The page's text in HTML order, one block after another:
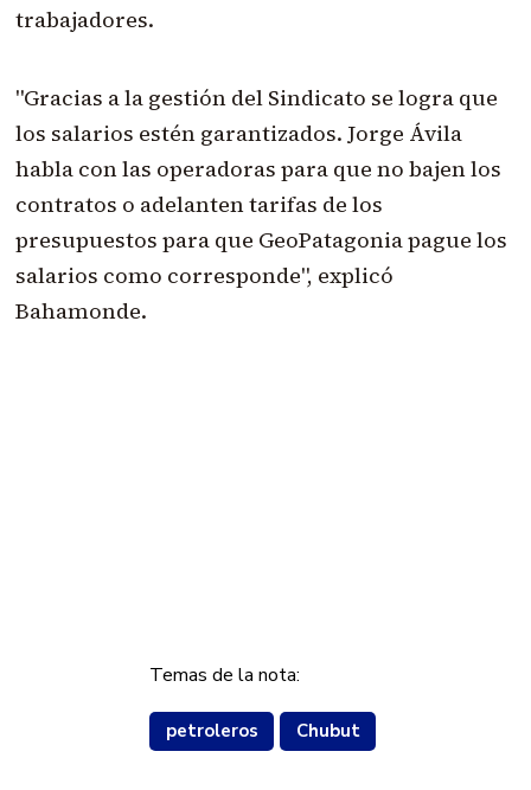
trabajadores.
"Gracias a la gestión del Sindicato se logra que
los salarios estén garantizados. Jorge Ávila
habla con las operadoras para que no bajen los
contratos o adelanten tarifas de los
presupuestos para que GeoPatagonia pague los
salarios como corresponde", explicó
Bahamonde.
Temas de la nota:
petroleros Chubut